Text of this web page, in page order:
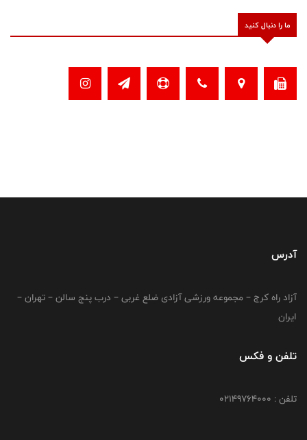
ما را دنبال کنید
آدرس
آزاد راه کرج – مجموعه ورزشی آزادی ضلع غربی – درب پنج سالن – تهران –
ایران
تلفن و فکس
تلفن : 02149764000